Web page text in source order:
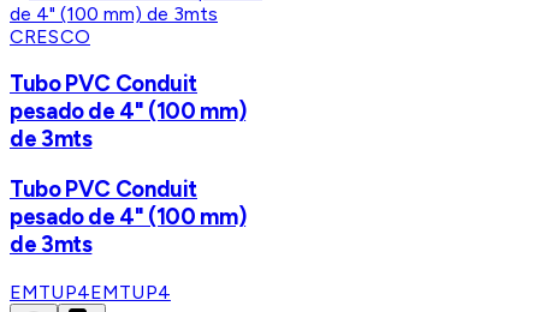
CRESCO
Tubo PVC Conduit
pesado de 4" (100 mm)
de 3mts
Tubo PVC Conduit
pesado de 4" (100 mm)
de 3mts
EMTUP4EMTUP4